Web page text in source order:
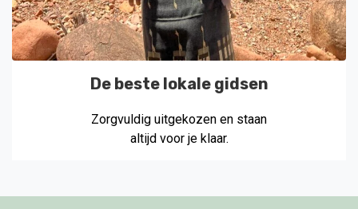
De beste lokale gidsen
Zorgvuldig uitgekozen en staan
altijd voor je klaar.